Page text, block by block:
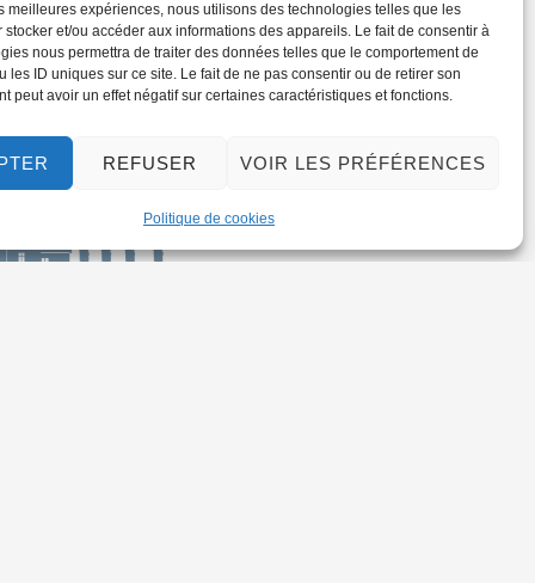
meilleures expériences, nous utilisons des technologies telles que les
stocker et/ou accéder aux informations des appareils. Le fait de consentir à
nous permettra de traiter des données telles que le comportement de
les ID uniques sur ce site. Le fait de ne pas consentir ou de retirer son
peut avoir un effet négatif sur certaines caractéristiques et fonctions.
REFUSER VOIR LES PRÉFÉRENCES
Politique de cookies